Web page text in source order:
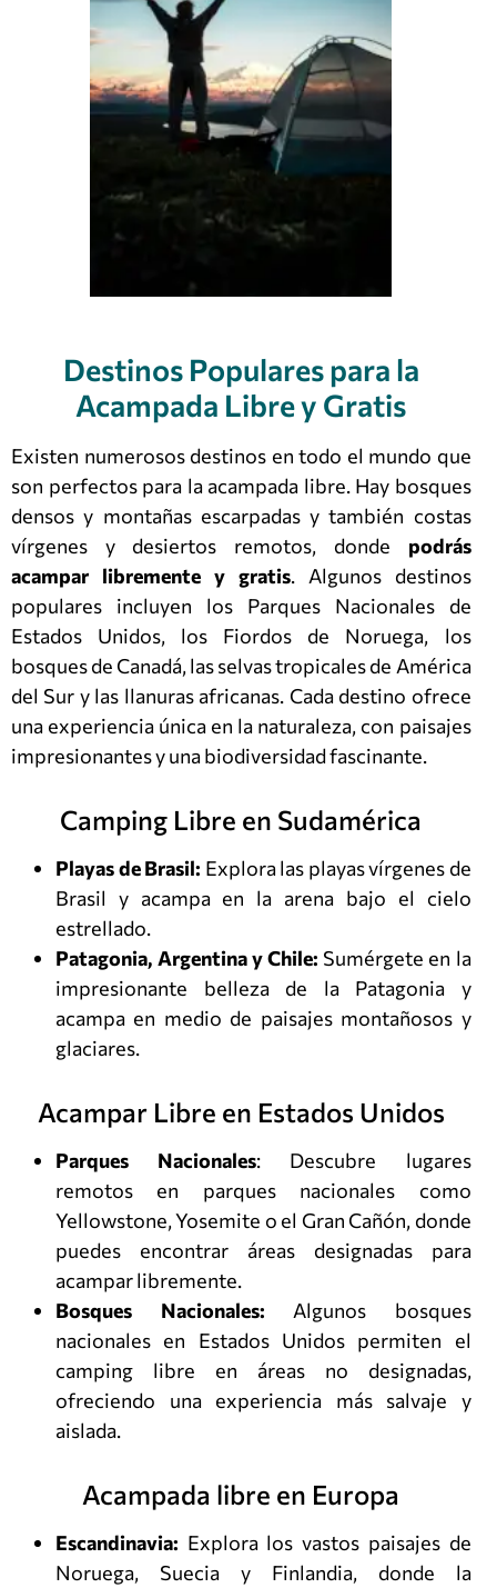
Destinos Populares para la
Acampada Libre y Gratis
Existen numerosos destinos en todo el mundo que
son perfectos para la acampada libre. Hay bosques
densos y montañas escarpadas y también costas
vírgenes y desiertos remotos, donde podrás
acampar libremente y gratis. Algunos destinos
populares incluyen los Parques Nacionales de
Estados Unidos, los Fiordos de Noruega, los
bosques de Canadá, las selvas tropicales de América
del Sur y las llanuras africanas. Cada destino ofrece
una experiencia única en la naturaleza, con paisajes
impresionantes y una biodiversidad fascinante.
Camping Libre en Sudamérica
Playas de Brasil: Explora las playas vírgenes de
Brasil y acampa en la arena bajo el cielo
estrellado.
Patagonia, Argentina y Chile: Sumérgete en la
impresionante belleza de la Patagonia y
acampa en medio de paisajes montañosos y
glaciares.
Acampar Libre en Estados Unidos
Parques Nacionales: Descubre lugares
remotos en parques nacionales como
Yellowstone, Yosemite o el Gran Cañón, donde
puedes encontrar áreas designadas para
acampar libremente.
Bosques Nacionales: Algunos bosques
nacionales en Estados Unidos permiten el
camping libre en áreas no designadas,
ofreciendo una experiencia más salvaje y
aislada.
Acampada libre en Europa
Escandinavia: Explora los vastos paisajes de
Noruega, Suecia y Finlandia, donde la